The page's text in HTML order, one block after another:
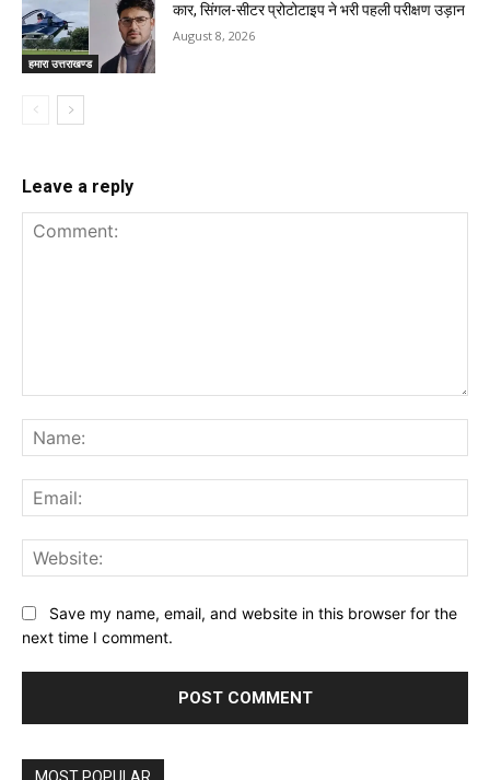
हमारा उत्तराखण्ड
कार, सिंगल-सीटर प्रोटोटाइप ने भरी पहली परीक्षण उड़ान
August 8, 2026
Leave a reply
Save my name, email, and website in this browser for the
next time I comment.